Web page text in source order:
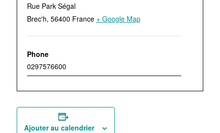
Rue Park Ségal
Brec'h, 56400 France + Google Map
Phone
0297576600
Ajouter au calendrier